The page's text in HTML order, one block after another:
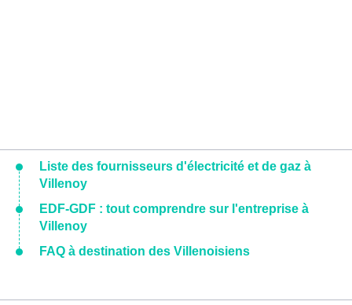
Liste des fournisseurs d'électricité et de gaz à
Villenoy
EDF-GDF : tout comprendre sur l'entreprise à
Villenoy
FAQ à destination des Villenoisiens